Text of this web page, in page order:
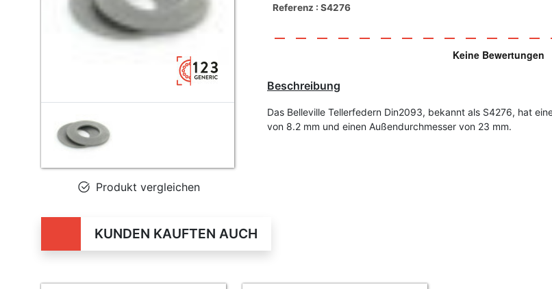
Produkt vergleichen
Referenz : S4276
Beschreibung
Das Belleville Tellerfedern Din2093, bekannt als S4276, hat
von 8.2 mm und einen Außendurchmesser von 23 mm.
KUNDEN KAUFTEN AUCH